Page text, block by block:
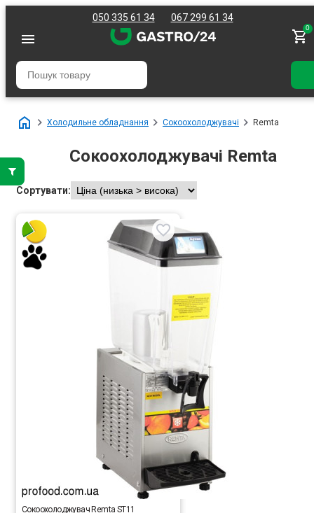
050 335 61 34 067 299 61 34
0
Холодильне обладнання Сокоохолоджувачі Remta
Сокоохолоджувачі Remta
Сортувати:
Сокоохолоджувач Remta ST11